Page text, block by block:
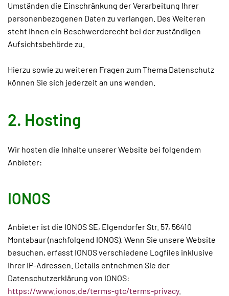
Umständen die Einschränkung der Verarbeitung Ihrer
personenbezogenen Daten zu verlangen. Des Weiteren
steht Ihnen ein Beschwerderecht bei der zuständigen
Aufsichtsbehörde zu.
Hierzu sowie zu weiteren Fragen zum Thema Datenschutz
können Sie sich jederzeit an uns wenden.
2. Hosting
Wir hosten die Inhalte unserer Website bei folgendem
Anbieter:
IONOS
Anbieter ist die IONOS SE, Elgendorfer Str. 57, 56410
Montabaur (nachfolgend IONOS). Wenn Sie unsere Website
besuchen, erfasst IONOS verschiedene Logfiles inklusive
Ihrer IP-Adressen. Details entnehmen Sie der
Datenschutzerklärung von IONOS:
https://www.ionos.de/terms-gtc/terms-privacy.